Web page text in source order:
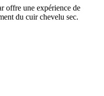
offre une expérience de
du cuir chevelu sec.